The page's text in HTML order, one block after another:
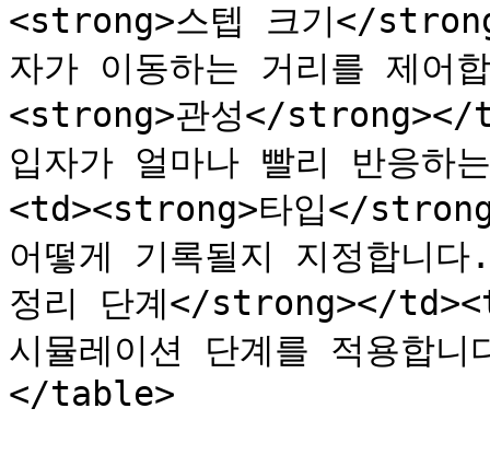
<strong>스텝 크기</
자가 이동하는 거리를 제
<strong>관성</strong></
입자가 얼마나 빨리 반응
<td><strong>타입</
어떻게 기록될지 지정합
정리 단계</strong></
시뮬레이션 단계를 적용
</table>